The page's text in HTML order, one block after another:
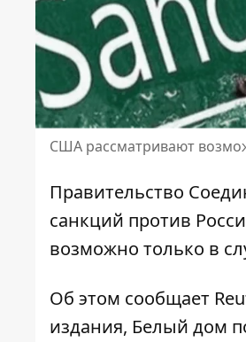
США рассматривают
Правительство
санкций против
возможно только в
Об этом сообщает
издания, Белый дом